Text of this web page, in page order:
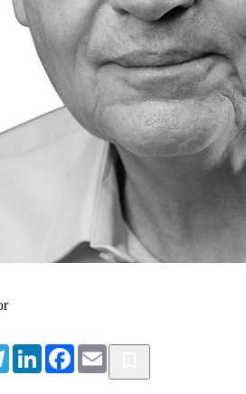
TelegramLinkedInFacebook
Email